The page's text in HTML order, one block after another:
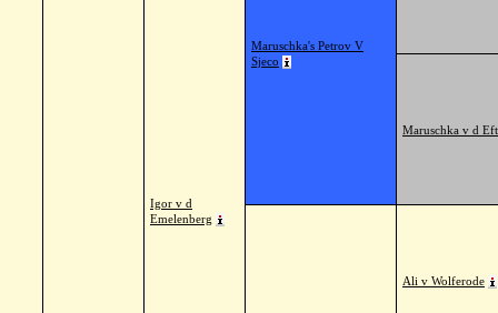
Igor v d
Emelenberg
Maruschka's Petrov V
Sjeco
Maruschka v d
Ali v Wolferode